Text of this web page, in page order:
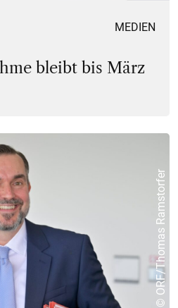
MEDIEN
bleibt bis März
© ORF/Thomas Ramstorfer